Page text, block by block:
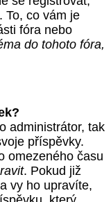
To, co vám je
fóra nebo
do tohoto fóra,
administrátor, tak
příspěvky.
omezeného času
. Pokud již
vy ho upravíte,